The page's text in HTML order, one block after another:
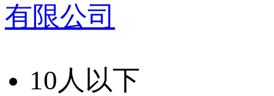
有限公司
10人以下